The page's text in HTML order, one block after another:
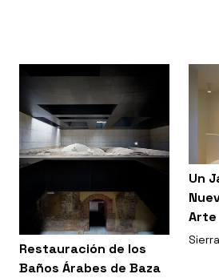
Restauración de los
Baños Árabes de Baza
Un
Arte